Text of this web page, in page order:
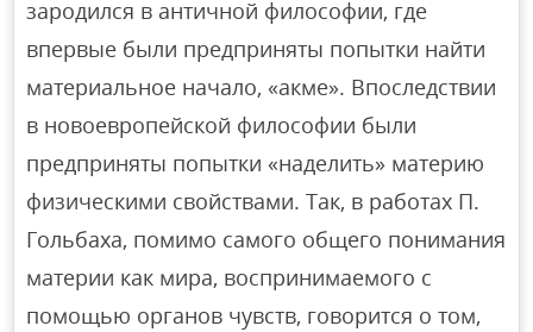
зародился в античной философии, где
впервые были предприняты попытки найти
материальное начало, «акме». Впоследствии
в новоевропейской философии были
предприняты попытки «наделить» материю
физическими свойствами. Так, в работах П.
Гольбаха, помимо самого общего понимания
материи как мира, воспринимаемого с
помощью органов чувств, говорится о том,